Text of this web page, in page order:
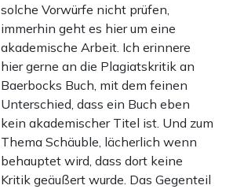
solche Vorwürfe nicht prüfen,
immerhin geht es hier um eine
akademische Arbeit. Ich erinnere
hier gerne an die Plagiatskritik an
Baerbocks Buch, mit dem feinen
Unterschied, dass ein Buch eben
kein akademischer Titel ist. Und zum
Thema Schäuble, lächerlich wenn
behauptet wird, dass dort keine
Kritik geäußert wurde. Das Gegenteil